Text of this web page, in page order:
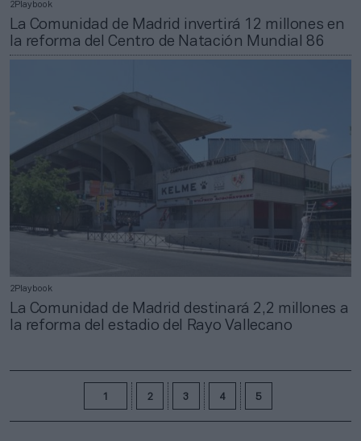
2Playbook
La Comunidad de Madrid invertirá 12 millones en
la reforma del Centro de Natación Mundial 86
2Playbook
La Comunidad de Madrid destinará 2,2 millones a
la reforma del estadio del Rayo Vallecano
2 3 4 5